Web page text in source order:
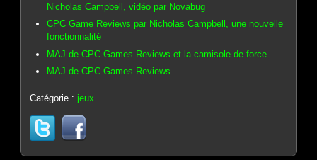
Nicholas Campbell, vidéo par Novabug
CPC Game Reviews par Nicholas Campbell, une nouvelle
fonctionnalité
MAJ de CPC Games Reviews et la camisole de force
MAJ de CPC Games Reviews
Catégorie :jeux